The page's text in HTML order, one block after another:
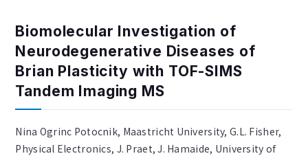
Biomolecular Investigation of
Neurodegenerative Diseases of
Brian Plasticity with TOF-SIMS
Tandem Imaging MS
Nina Ogrinc Potocnik, Maastricht University, G.L. Fisher,
Physical Electronics, J. Praet, J. Hamaide, University of